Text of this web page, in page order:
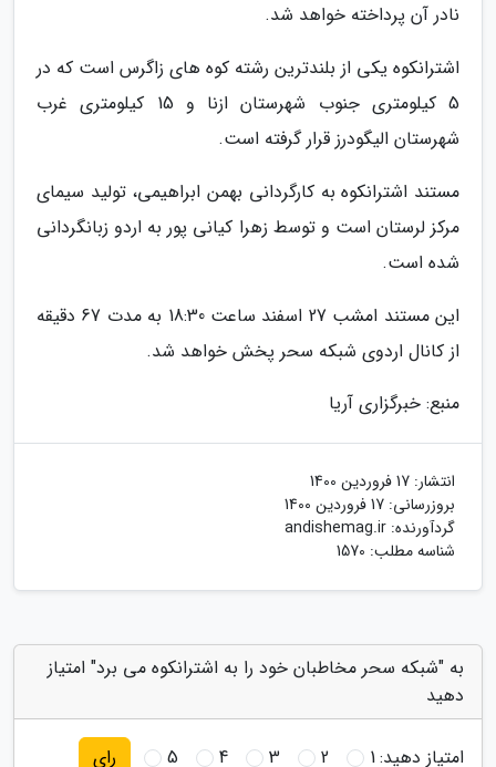
نادر آن پرداخته خواهد شد.
اشترانکوه یکی از بلندترین رشته کوه های زاگرس است که در
5 کیلومتری جنوب شهرستان ازنا و 15 کیلومتری غرب
شهرستان الیگودرز قرار گرفته است.
مستند اشترانکوه به کارگردانی بهمن ابراهیمی، تولید سیمای
مرکز لرستان است و توسط زهرا کیانی پور به اردو زبانگردانی
شده است.
این مستند امشب 27 اسفند ساعت 18:30 به مدت 67 دقیقه
از کانال اردوی شبکه سحر پخش خواهد شد.
منبع: خبرگزاری آریا
انتشار: 17 فروردین 1400
بروزرسانی: 17 فروردین 1400
گردآورنده: andishemag.ir
شناسه مطلب: 1570
به "شبکه سحر مخاطبان خود را به اشترانکوه می برد" امتیاز
دهید
امتیاز دهید:1
2
3
4
5 رای